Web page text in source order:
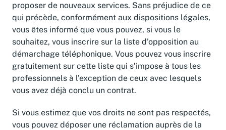
proposer de nouveaux services. Sans préjudice de ce
qui précède, conformément aux dispositions légales,
vous êtes informé que vous pouvez, si vous le
souhaitez, vous inscrire sur la liste d’opposition au
démarchage téléphonique. Vous pouvez vous inscrire
gratuitement sur cette liste qui s’impose à tous les
professionnels à l’exception de ceux avec lesquels
vous avez déjà conclu un contrat.
Si vous estimez que vos droits ne sont pas respectés,
vous pouvez déposer une réclamation auprès de la